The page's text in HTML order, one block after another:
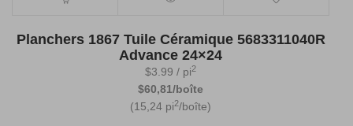
Planchers 1867 Tuile Céramique 5683311040R
Advance 24×24
$3.99 / pi2
$60,81/boîte
(15,24 pi2/boîte)